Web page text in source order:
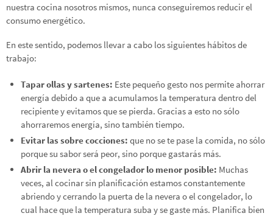
nuestra cocina nosotros mismos, nunca conseguiremos reducir el
consumo energético.
En este sentido, podemos llevar a cabo los siguientes hábitos de
trabajo:
Tapar ollas y sartenes: Este pequeño gesto nos permite ahorrar
energía debido a que a acumulamos la temperatura dentro del
recipiente y evitamos que se pierda. Gracias a esto no sólo
ahorraremos energía, sino también tiempo.
Evitar las sobre cocciones: que no se te pase la comida, no sólo
porque su sabor será peor, sino porque gastarás más.
Abrir la nevera o el congelador lo menor posible: Muchas
veces, al cocinar sin planificación estamos constantemente
abriendo y cerrando la puerta de la nevera o el congelador, lo
cual hace que la temperatura suba y se gaste más. Planifica bien